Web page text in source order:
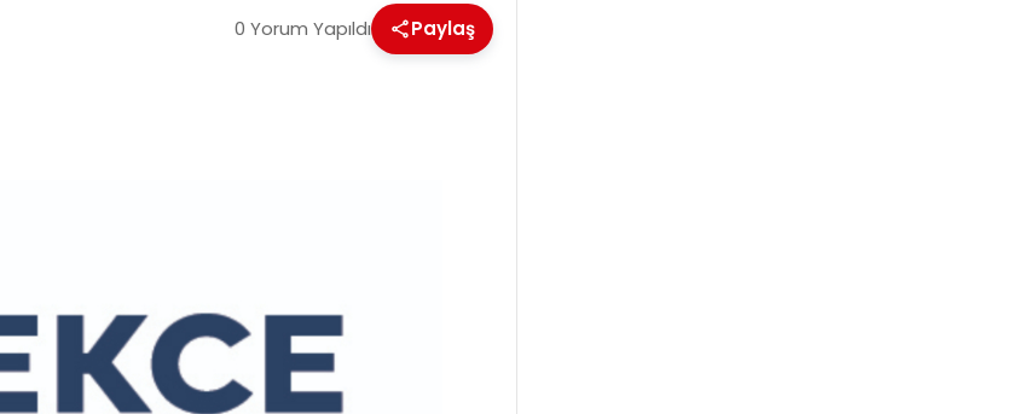
0 Yorum Yapıldı Paylaş